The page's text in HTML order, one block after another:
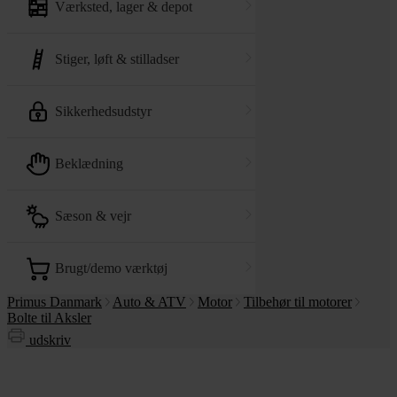
værksted, lager & depot
stiger, løft & stilladser
sikkerhedsudstyr
beklædning
sæson & vejr
brugt/demo værktøj
Primus Danmark Auto & ATV Motor
Tilbehør til motorer
Bolte til Aksler
udskriv